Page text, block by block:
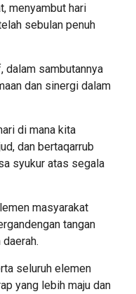
menyambut hari
sebulan penuh
dalam sambutannya
dan sinergi dalam
di mana kita
dan bertaqarrub
syukur atas segala
masyarakat
tangan
seluruh elemen
yang lebih maju dan